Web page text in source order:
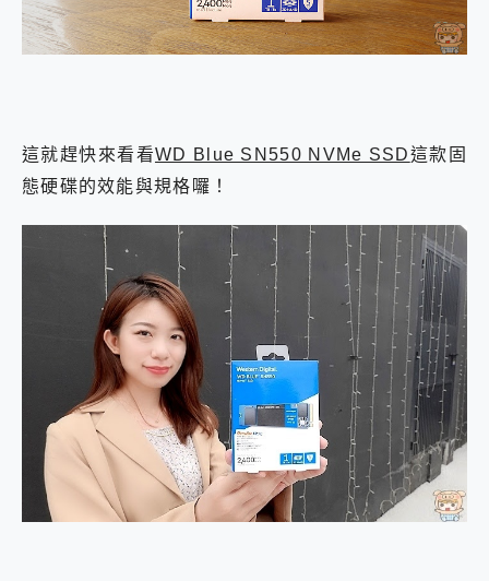
這就趕快來看看WD Blue SN550 NVMe SSD這款固
態硬碟的效能與規格囉！